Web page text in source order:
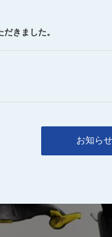
きました。
お知ら